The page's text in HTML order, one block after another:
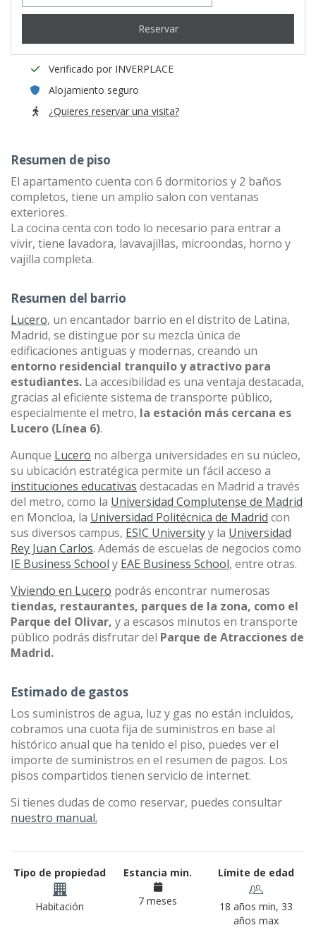
Reservar
Verificado por INVERPLACE
Alojamiento seguro
¿Quieres reservar una visita?
Resumen de piso
El apartamento cuenta con 6 dormitorios y 2 baños
completos, tiene un amplio salon con ventanas
exteriores.
La cocina centa con todo lo necesario para entrar a
vivir, tiene lavadora, lavavajillas, microondas, horno y
vajilla completa.
Resumen del barrio
Lucero, un encantador barrio en el distrito de Latina,
Madrid, se distingue por su mezcla única de
edificaciones antiguas y modernas, creando un
entorno residencial tranquilo y atractivo para
estudiantes. La accesibilidad es una ventaja destacada,
gracias al eficiente sistema de transporte público,
especialmente el metro, la estación más cercana es
Lucero (Línea 6).
Aunque Lucero no alberga universidades en su núcleo,
su ubicación estratégica permite un fácil acceso a
instituciones educativas destacadas en Madrid a través
del metro, como la Universidad Complutense de Madrid
en Moncloa, la Universidad Politécnica de Madrid con
sus diversos campus, ESIC Universityy la Universidad
Rey Juan Carlos. Además de escuelas de negocios como
IE Business School y EAE Business School, entre otras.
Viviendo en Lucero podrás encontrar numerosas
tiendas, restaurantes, parques de la zona, como el
Parque del Olivar, y a escasos minutos en transporte
público podrás disfrutar del Parque de Atracciones de
Madrid.
Estimado de gastos
Los suministros de agua, luz y gas no están incluidos,
cobramos una cuota fija de suministros en base al
histórico anual que ha tenido el piso, puedes ver el
importe de suministros en el resumen de pagos. Los
pisos compartidos tienen servicio de internet.
Si tienes dudas de como reservar, puedes consultar
nuestro manual.
Tipo de propiedad
Habitación
Estancia min.
7 meses
Límite de edad
18 años min, 33
años max